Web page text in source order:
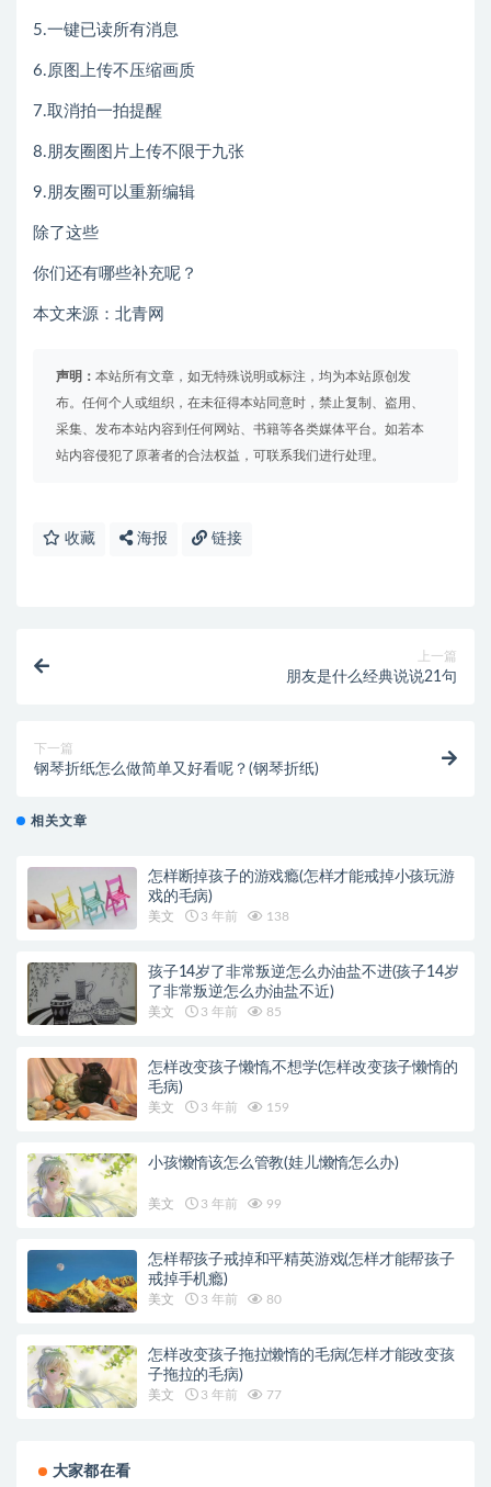
5.一键已读所有消息
6.原图上传不压缩画质
7.取消拍一拍提醒
8.朋友圈图片上传不限于九张
9.朋友圈可以重新编辑
除了这些
你们还有哪些补充呢？
本文来源：北青网
声明： 本站所有文章，如无特殊说明或标注，均为本站原创发
布。任何个人或组织，在未征得本站同意时，禁止复制、盗用、
采集、发布本站内容到任何网站、书籍等各类媒体平台。如若本
站内容侵犯了原著者的合法权益，可联系我们进行处理。
收藏 海报 链接
上一篇
朋友是什么经典说说21句
下一篇
钢琴折纸怎么做简单又好看呢？(钢琴折纸)
相关文章
怎样断掉孩子的游戏瘾(怎样才能戒掉小孩玩游
戏的毛病)
美文 3 年前 138
孩子14岁了非常叛逆怎么办油盐不进(孩子14岁
了非常叛逆怎么办油盐不近)
美文 3 年前 85
怎样改变孩子懒惰,不想学(怎样改变孩子懒惰的
毛病)
美文 3 年前 159
小孩懒惰该怎么管教(娃儿懒惰怎么办)
美文 3 年前 99
怎样帮孩子戒掉和平精英游戏(怎样才能帮孩子
戒掉手机瘾)
美文 3 年前 80
怎样改变孩子拖拉懒惰的毛病(怎样才能改变孩
子拖拉的毛病)
美文 3 年前 77
大家都在看